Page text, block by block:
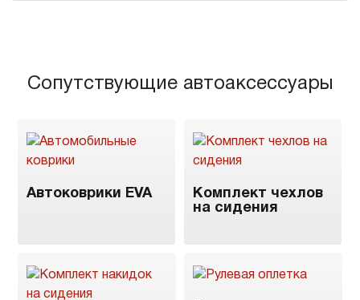
Сопутствующие автоаксессуары
Автоковрики EVA
Комплект чехлов
на сидения